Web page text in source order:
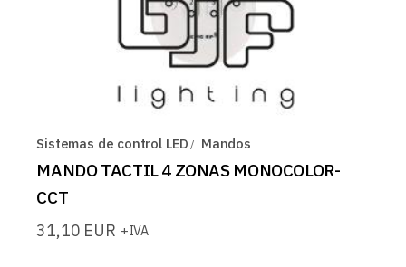
Sistemas de control LED Mandos
MANDO TACTIL 4 ZONAS MONOCOLOR-
CCT
31,10 EUR +IVA